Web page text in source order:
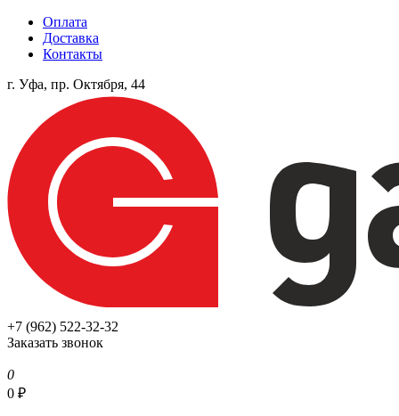
Оплата
Доставка
Контакты
г. Уфа, пр. Октября, 44
+7 (962) 522-32-32
Заказать звонок
0
0 ₽